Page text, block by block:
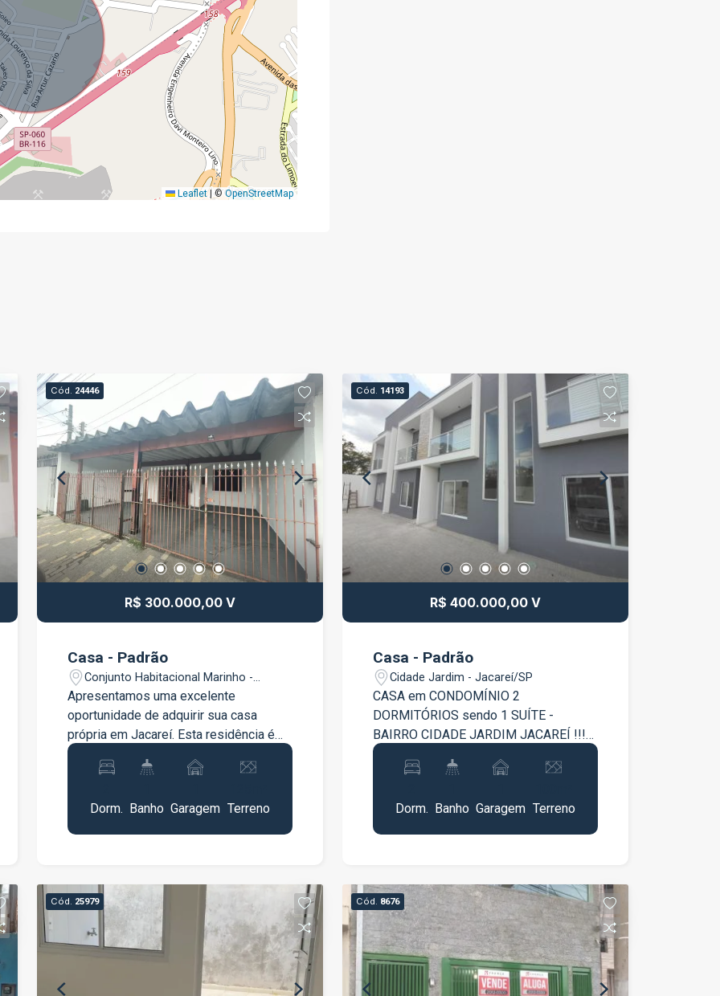
Leaflet ©OpenStreetMap
Cód. 24446
R$ 300.000,00 V
Casa - Padrão
Conjunto Habitacional Marinho -
Jacareí/SP
Apresentamos uma excelente
oportunidade de adquirir sua casa
própria em Jacareí. Esta residência é
perfeita para quem busca conforto e
praticidade. 2 Dormitórios Sala Cozinha
Garagem Entre em contato para mais
informações e agendamento de visitas.
Dorm. Banho Garagem Terreno
Cód. 14193
R$ 400.000,00 V
Casa - Padrão
Cidade Jardim - Jacareí/SP
CASA em CONDOMÍNIO 2
DORMITÓRIOS sendo 1 SUÍTE -
BAIRRO CIDADE JARDIM JACAREÍ !!!
Oportunidade !!! Localizado ao lado da
região central Jacareí , em um bairro
aconchegante sobrado conta com : 2
Dormitórios 1 Suíte ; 1 Banheiro Social ;
Vaga de garagem . ** Fase acabamento
Agenda sua visita !!!
Dorm. Banho Garagem Terreno
Cód. 25979 Cód. 8676